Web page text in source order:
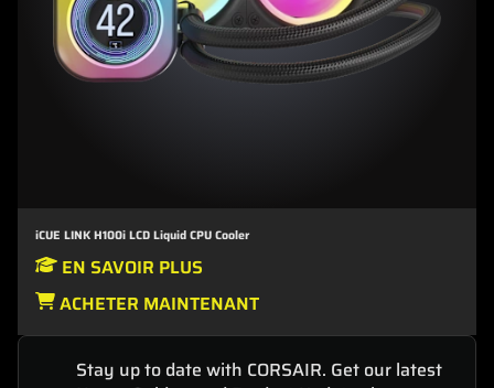
iCUE LINK H100i LCD Liquid CPU Cooler
EN SAVOIR PLUS
ACHETER MAINTENANT
Stay up to date with CORSAIR. Get our latest